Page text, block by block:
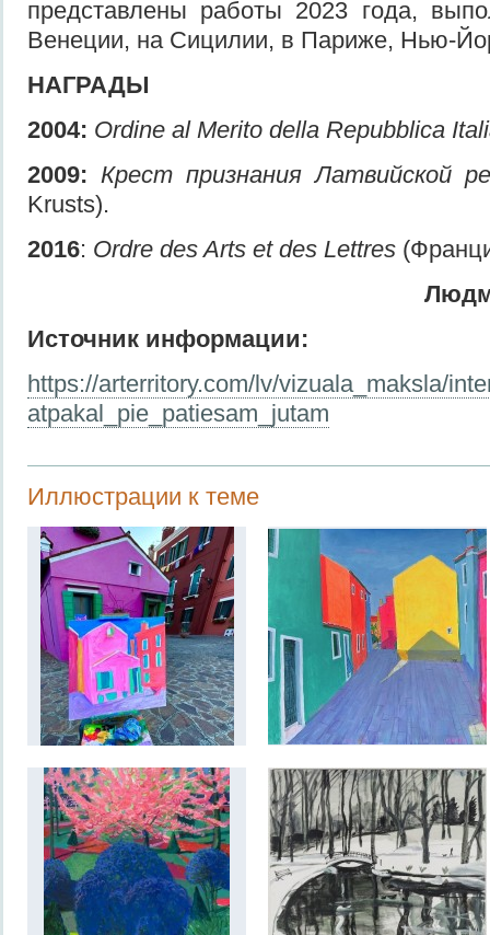
представлены работы 2023 года,
Венеции, на Сицилии, в Париже, Нью-
НАГРАДЫ
2004: Ordine al Merito della Repubblica
2009: Крест признания Латвийской
Krusts).
2016: Ordre des Arts et des Lettres
Источник информации:
https://arterritory.com/lv/vizuala_maksla/
atpakal_pie_patiesam_jutam
Иллюстрации к теме